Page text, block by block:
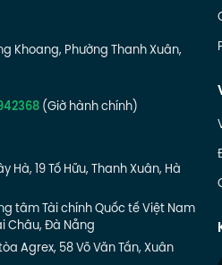
Khoang, Phường Thanh Xuân,
(Giờ hành chính)
Hà, 19 Tố Hữu, Thanh Xuân, Hà
tâm Tài chính Quốc tế Việt Nam
Châu, Đà Nẵng
Agrex, 58 Võ Văn Tần, Xuân